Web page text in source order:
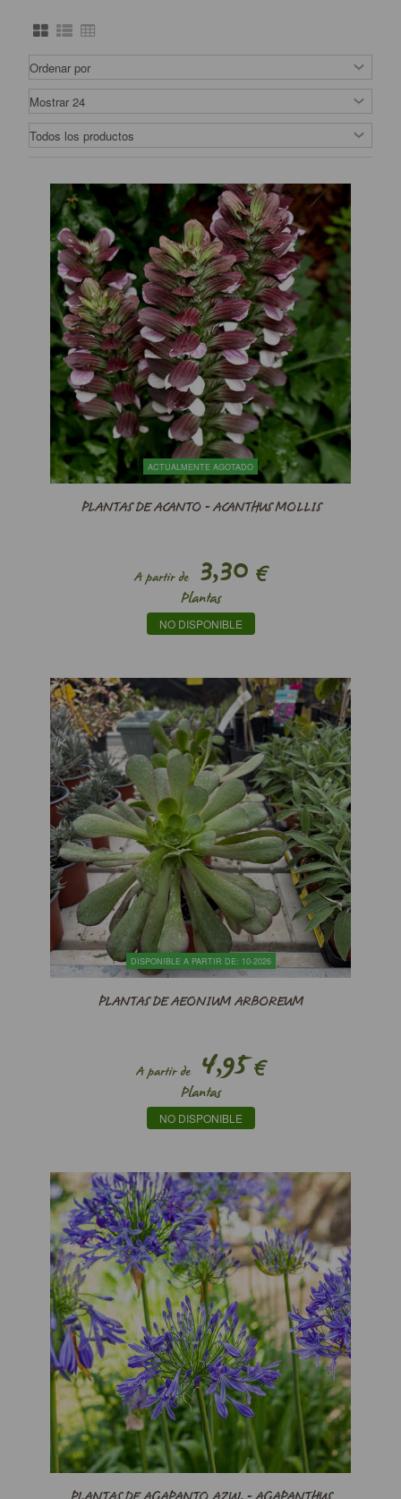
ACTUALMENTE AGOTADO
PLANTAS DE ACANTO - ACANTHUS MOLLIS
A partir de3,30 €
Plantas
NO DISPONIBLE
DISPONIBLE A PARTIR DE: 10-2026
PLANTAS DE AEONIUM ARBOREUM
A partir de4,95€
Plantas
NO DISPONIBLE